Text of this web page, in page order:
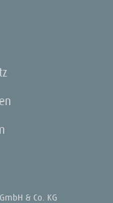
& Co. KG